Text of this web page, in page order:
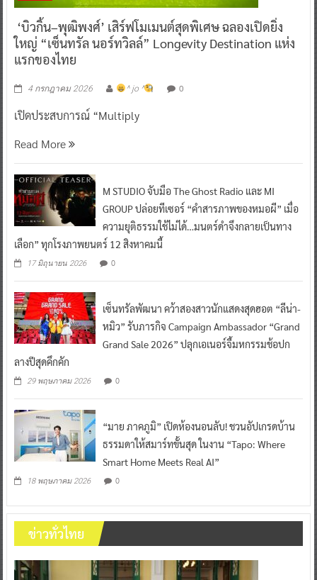
‘บิวกิ้น–พุฒิพงศ์’ เสิร์ฟโมเมนต์สุดพิเศษ ฉลองเปิดยิ่ง
ใหญ่ “เซ็นทรัล นอร์ทวิลล์” Longevity Destination แห่ง
แรกของไทย
4 กรกฎาคม 2026 ^ jo ^ 0
เปิดประสบการณ์ “Multiply
Read More
M STUDIO จับมือ The Ghost Radio และ MI
GROUP ปล่อยทีเซอร์ “คำสารภาพของหมอผี” เมื่อ
ความยุติธรรมใช้ไม่ได้…มนตร์ดำจึงกลายเป็นทาง
เลือก” ทุกโรงภาพยนตร์ 12 สิงหาคมนี้
17 มิถุนายน 2026 0
เซ็นทรัลพัฒนา คว้าสองสาวนักแสดงสุดฮอต “ลีน่า-
หมิว” รับภารกิจ Campaign Ambassador “Grand
Grand Sale 2026” ปลุกเอเนอร์จี้มหกรรมช้อปก
ลางปีสุดคึกคัก
29 พฤษภาคม 2026 0
“มาย ภาคภูมิ” เปิดห้องนอนลับ! ชวนอัปเกรดบ้าน
ธรรมดาให้สมาร์ทขั้นสุด ในงาน “Tapo: Where
Smart Home Meets Real AI”
18 พฤษภาคม 2026 0
ข่าวทั่วไทย